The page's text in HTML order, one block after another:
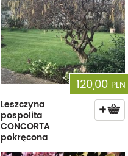
120,00 PLN
Leszczyna
pospolita
CONCORTA
pokręcona